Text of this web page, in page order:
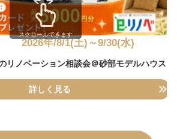
2026年/8/1(土)～9/30(水)
リノベーション相談会＠砂部モデルハウス
詳しく見る
スクロールできます